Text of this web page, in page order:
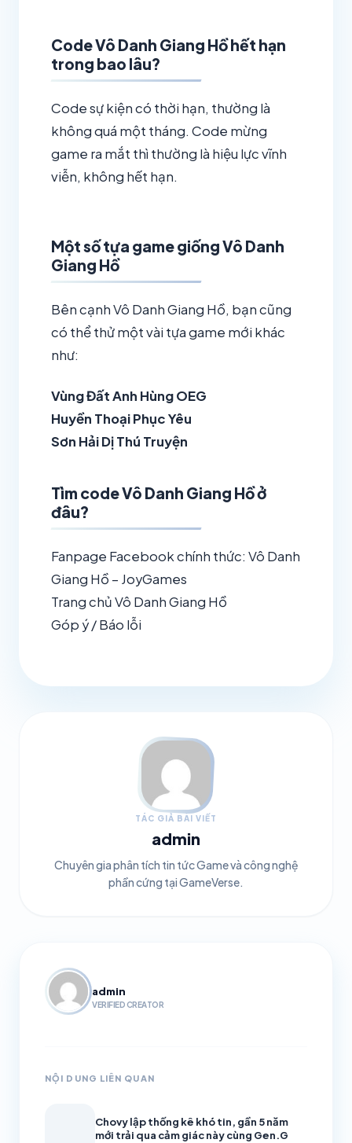
Code Vô Danh Giang Hồ hết hạn
trong bao lâu?
Code sự kiện có thời hạn, thường là
không quá một tháng. Code mừng
game ra mắt thì thường là hiệu lực vĩnh
viễn, không hết hạn.
Một số tựa game giống Vô Danh
Giang Hồ
Bên cạnh Vô Danh Giang Hồ, bạn cũng
có thể thử một vài tựa game mới khác
như:
Vùng Đất Anh Hùng OEG
Huyền Thoại Phục Yêu
Sơn Hải Dị Thú Truyện
Tìm code Vô Danh Giang Hồ ở
đâu?
Fanpage Facebook chính thức: Vô Danh
Giang Hồ – JoyGames
Trang chủ Vô Danh Giang Hồ
Góp ý / Báo lỗi
TÁC GIẢ BÀI VIẾT
admin
Chuyên gia phân tích tin tức Game và công nghệ
phần cứng tại GameVerse.
admin
VERIFIED CREATOR
NỘI DUNG LIÊN QUAN
Chovy lập thống kê khó tin, gần 5 năm
mới trải qua cảm giác này cùng Gen.G